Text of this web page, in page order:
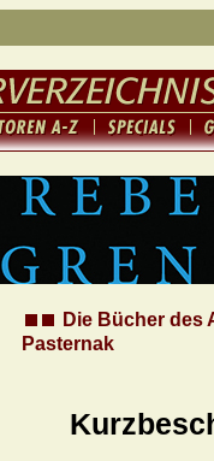
Die Bücher des
Pasternak